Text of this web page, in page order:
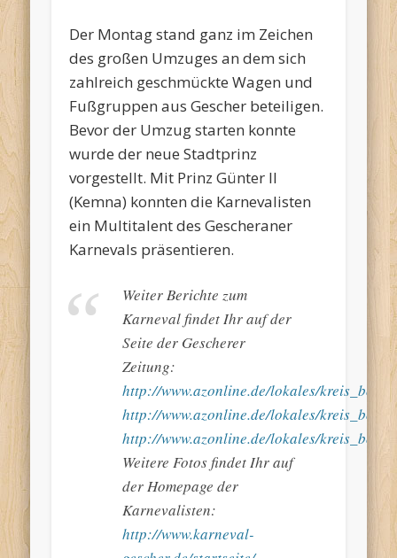
Der Montag stand ganz im Zeichen
des großen Umzuges an dem sich
zahlreich geschmückte Wagen und
Fußgruppen aus Gescher beteiligen.
Bevor der Umzug starten konnte
wurde der neue Stadtprinz
vorgestellt. Mit Prinz Günter II
(Kemna) konnten die Karnevalisten
ein Multitalent des Gescheraner
Karnevals präsentieren.
Weiter Berichte zum
Karneval findet Ihr auf der
Seite der Gescherer
Zeitung:
http://www.azonline.de/lokales/
http://www.azonline.de/lokales/
http://www.azonline.de/lokales/
Weitere Fotos findet Ihr auf
der Homepage der
Karnevalisten:
http://www.karneval-